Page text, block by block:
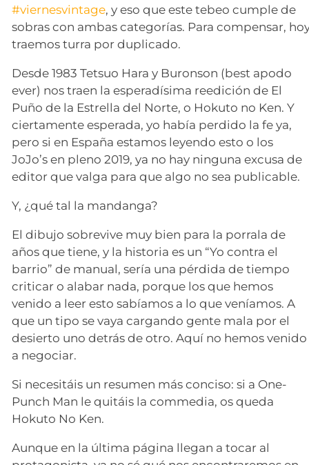
#viernesvintage, y eso que este tebeo cumple de
sobras con ambas categorías. Para compensar,
traemos turra por duplicado.
Desde 1983 Tetsuo Hara y Buronson (best apodo
ever) nos traen la esperadísima reedición de El
Puño de la Estrella del Norte, o Hokuto no Ken. Y
ciertamente esperada, yo había perdido la fe ya,
pero si en España estamos leyendo esto o los
JoJo’s en pleno 2019, ya no hay ninguna excusa de
editor que valga para que algo no sea publicable.
Y, ¿qué tal la mandanga?
El dibujo sobrevive muy bien para la porrala de
años que tiene, y la historia es un “Yo contra el
barrio” de manual, sería una pérdida de tiempo
criticar o alabar nada, porque los que hemos
venido a leer esto sabíamos a lo que veníamos. A
que un tipo se vaya cargando gente mala por el
desierto uno detrás de otro. Aquí no hemos venido
a negociar.
Si necesitáis un resumen más conciso: si a One-
Punch Man le quitáis la commedia, os queda
Hokuto No Ken.
Aunque en la última página llegan a tocar al